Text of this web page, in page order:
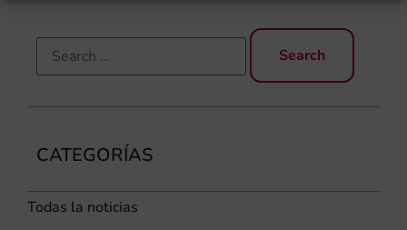
CATEGORÍAS
Todas la noticias